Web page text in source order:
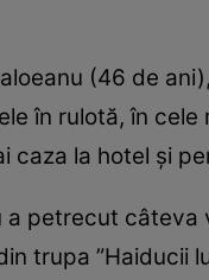
(46 de
în rulotă, în
caza la hotel şi
a petrecut câteva
trupa ”Haiducii